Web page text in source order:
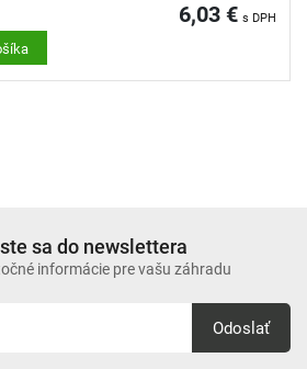
6,03 € s DPH
sa do newslettera
informácie pre vašu záhradu
Odoslať